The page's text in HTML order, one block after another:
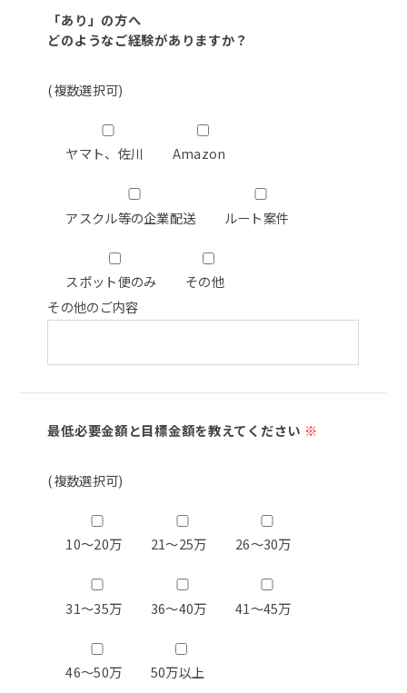
「あり」の方へ
どのようなご経験がありますか？
(複数選択可)
ヤマト、佐川 Amazon
アスクル等の企業配送 ルート案件
スポット便のみ
その他
その他のご内容
最低必要金額と目標金額を教えてください ※
(複数選択可)
10～20万 21～25万 26～30万
31～35万 36～40万 41～45万
46～50万 50万以上